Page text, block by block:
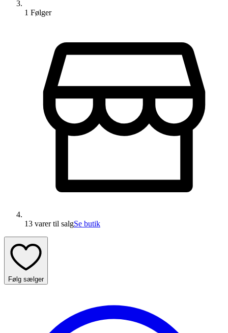
1 Følger
13 varertil salgSe butik
Følg sælger